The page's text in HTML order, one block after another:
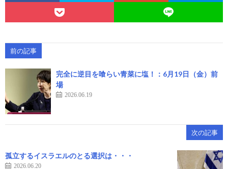
前の記事
完全に逆目を喰らい青菜に塩！：6月19日（金）前
場
2026.06.19
次の記事
孤立するイスラエルのとる選択は・・・
2026.06.20